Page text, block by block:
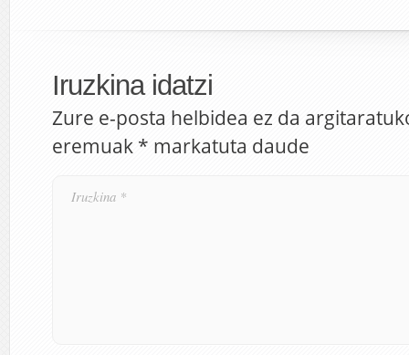
Iruzkina idatzi
Zure e-posta helbidea ez da
eremuak * markatuta daude